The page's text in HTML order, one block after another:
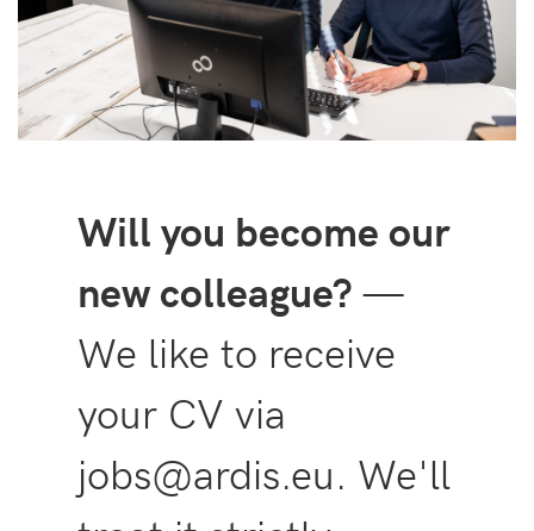
Will you become our
new colleague?—
We like to receive
your CV via
jobs@ardis.eu. We'll